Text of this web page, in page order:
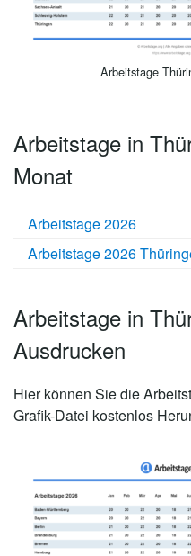
Arbeitstage
Arbeitstage in
Monat
Arbeitstage 2026
Arbeitstage 2026
Arbeitstage in
Ausdrucken
Hier können Sie die
Grafik-Datei kostenlos